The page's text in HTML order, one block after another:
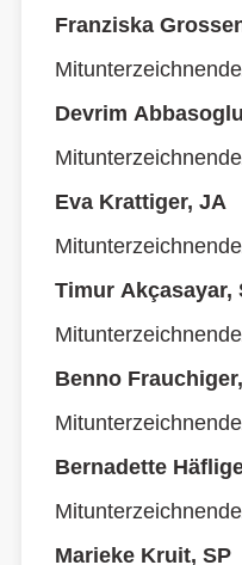
Franziska
Devrim
Eva Krattiger, JA
Timur Akçasayar,
Benno
Bernadette
Marieke Kruit, SP